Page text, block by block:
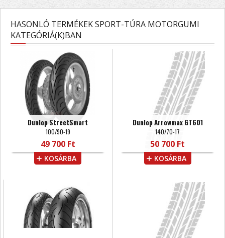
HASONLÓ TERMÉKEK SPORT-TÚRA MOTORGUMI
KATEGÓRIÁ(K)BAN
Dunlop StreetSmart
100/90-19
49 700 Ft
KOSÁRBA
Dunlop Arrowmax GT601
140/70-17
50 700 Ft
KOSÁRBA